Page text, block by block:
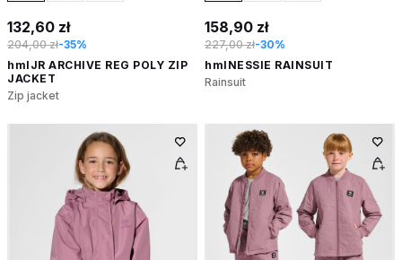
132,60 zł
204,00 zł-35%
hmlJR ARCHIVE REG POLY ZIP
JACKET
Zip jacket
158,90 zł
227,00 zł-30%
hmlNESSIE RAINSUIT
Rainsuit